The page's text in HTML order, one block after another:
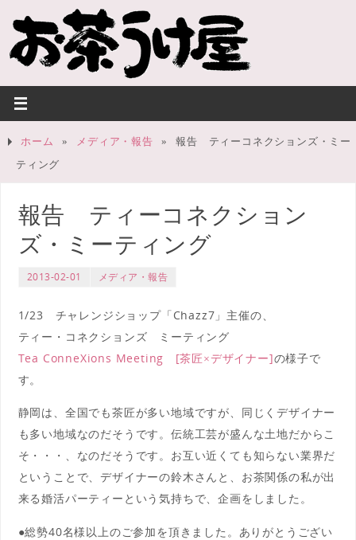
ホーム » メディア・報告 »
報告 ティーコネクションズ・ミー
ティング
報告 ティーコネクション
ズ・ミーティング
2013-02-01 メディア・報告
1/23 チャレンジショップ「Chazz7」主催の、
ティー・コネクションズ ミーティング
Tea ConneXions Meeting [茶匠×デザイナー]の様子で
す。
静岡は、全国でも茶匠が多い地域ですが、同じくデザイナー
も多い地域なのだそうです。伝統工芸が盛んな土地だからこ
そ・・・、なのだそうです。お互い近くても知らない業界だ
ということで、デザイナーの鈴木さんと、お茶関係の私が出
来る婚活パーティーという気持ちで、企画をしました。
●総勢40名様以上のご参加を頂きました。ありがとうござい